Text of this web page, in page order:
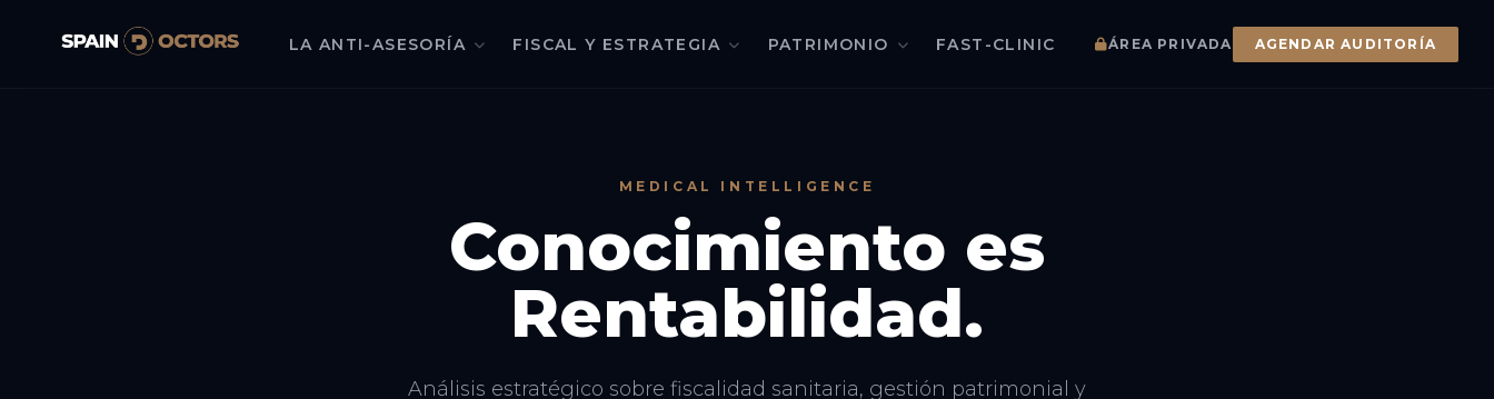
LA ANTI-ASESORÍA FISCAL Y ESTRATEGIA PATRIMONIO FAST-CLINIC ÁREA PRIVADA AGENDAR AUDITORÍA
MEDICAL INTELLIGENCE
Conocimiento es
Rentabilidad.
Análisis estratégico sobre fiscalidad sanitaria, gestión patrimonial y